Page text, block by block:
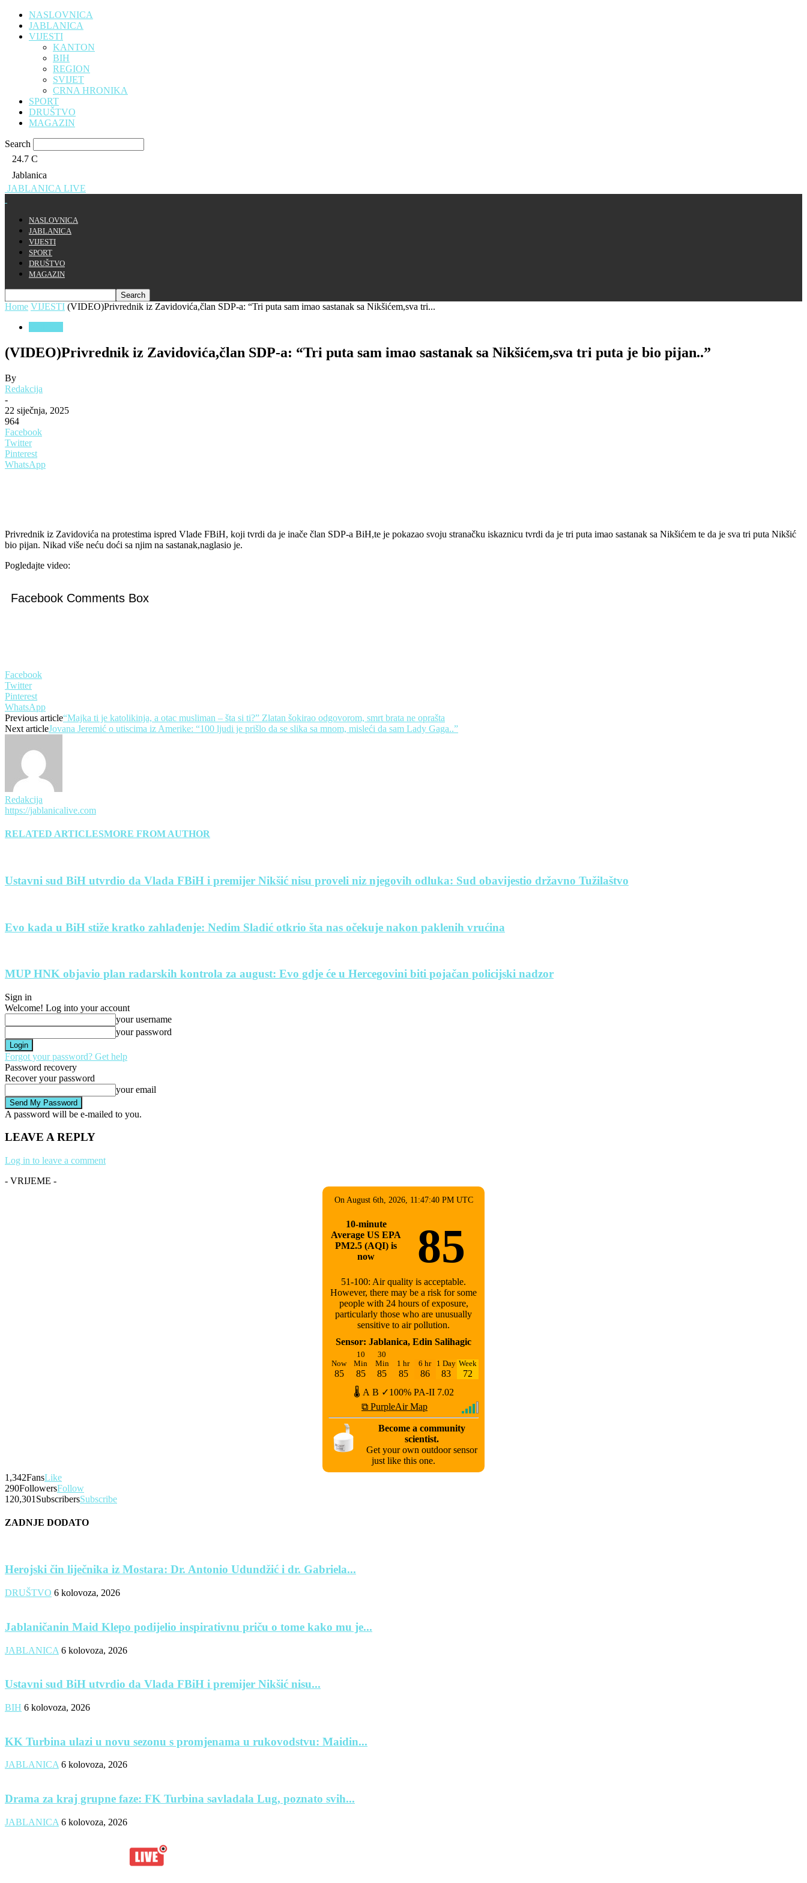
NASLOVNICA
JABLANICA
VIJESTI
KANTON
BIH
REGION
SVIJET
CRNA HRONIKA
SPORT
DRUŠTVO
MAGAZIN
Search
24.7 C
Jablanica
JABLANICA LIVE
NASLOVNICA
JABLANICA
VIJESTI
SPORT
DRUŠTVO
MAGAZIN
Home VIJESTI (VIDEO)Privrednik iz Zavidovića,član SDP-a: “Tri puta sam imao sastanak sa Nikšićem,sva tri...
(VIDEO)Privrednik iz Zavidovića,član SDP-a: “Tri puta sam imao sastanak sa Nikšićem,sva tri puta je bio pijan..”
By
Redakcija
-
22 siječnja, 2025
964
Facebook
Twitter
Pinterest
WhatsApp
Privrednik iz Zavidovića na protestima ispred Vlade FBiH, koji tvrdi da je inače član SDP-a BiH,te je pokazao svoju stranačku iskaznicu tvrdi da je tri puta imao sastanak sa Nikšićem te da je sva tri puta Nikšić
bio pijan. Nikad više neću doći sa njim na sastanak,naglasio je.
Pogledajte video:
Facebook Comments Box
Facebook
Twitter
Pinterest
WhatsApp
Previous article“Majka ti je katolikinja, a otac musliman – šta si ti?” Zlatan šokirao odgovorom, smrt brata ne oprašta
Next articleJovana Jeremić o utiscima iz Amerike: “100 ljudi je prišlo da se slika sa mnom, misleći da sam Lady Gaga..”
Redakcija
https://jablanicalive.com
RELATED ARTICLESMORE FROM AUTHOR
Ustavni sud BiH utvrdio da Vlada FBiH i premijer Nikšić nisu proveli niz njegovih odluka: Sud obavijestio državno Tužilaštvo
Evo kada u BiH stiže kratko zahlađenje: Nedim Sladić otkrio šta nas očekuje nakon paklenih vrućina
MUP HNK objavio plan radarskih kontrola za august: Evo gdje će u Hercegovini biti pojačan policijski nadzor
Sign in
Welcome! Log into your account
your username
your password
Forgot your password? Get help
Password recovery
Recover your password
your email
A password will be e-mailed to you.
LEAVE A REPLY
Log in to leave a comment
- VRIJEME -
On August 6th, 2026, 11:47:40 PM UTC
10-minute
Average US EPA
PM2.5 (AQI) is
now
85
51-100: Air quality is acceptable.
However, there may be a risk for some
people with 24 hours of exposure,
particularly those who are unusually
sensitive to air pollution.
Sensor: Jablanica, Edin Salihagic
Now
85
10
Min
85
30
Min
85
1 hr
85
6 hr
86
1 Day
83
Week
72
🌡 A B ✓100% PA-II 7.02
⧉ PurpleAir Map
Become a community
scientist.
Get your own outdoor sensor
just like this one.
1,342FansLike
290FollowersFollow
120,301 SubscribersSubscribe
ZADNJE DODATO
Herojski čin liječnika iz Mostara: Dr. Antonio Udundžić i dr. Gabriela...
DRUŠTVO 6 kolovoza, 2026
Jablaničanin Maid Klepo podijelio inspirativnu priču o tome kako mu je...
JABLANICA 6 kolovoza, 2026
Ustavni sud BiH utvrdio da Vlada FBiH i premijer Nikšić nisu...
BIH 6 kolovoza, 2026
KK Turbina ulazi u novu sezonu s promjenama u rukovodstvu: Maidin...
JABLANICA 6 kolovoza, 2026
Drama za kraj grupne faze: FK Turbina savladala Lug, poznato svih...
JABLANICA 6 kolovoza, 2026